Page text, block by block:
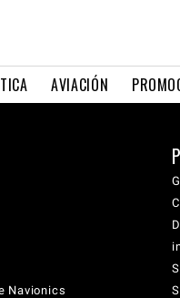
AVIACIÓN
Navionics